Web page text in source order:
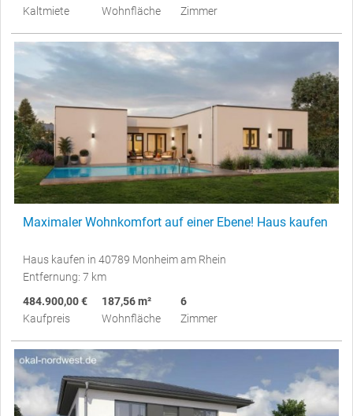
Kaltmiete
Wohnfläche
Zimmer
Maximaler Wohnkomfort auf einer Ebene! Haus kaufen
Haus kaufen in 40789 Monheim am Rhein
Entfernung: 7 km
484.900,00 €
Kaufpreis
187,56 m²
Wohnfläche
6
Zimmer